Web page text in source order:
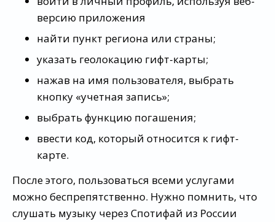
версию приложения
найти пункт региона или страны;
указать геолокацию гифт-карты;
нажав на имя пользователя, выбрать
кнопку «учетная запись»;
выбрать функцию погашения;
ввести код, который относится к гифт-
карте.
После этого, пользоваться всеми услугами
можно беспрепятственно. Нужно помнить, что
слушать музыку через Спотифай из России